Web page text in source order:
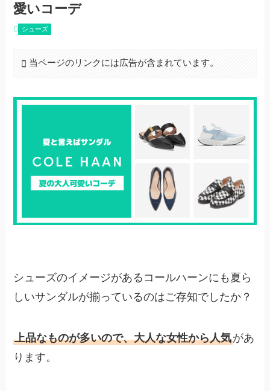
愛いコーデ
シューズ
当ページのリンクには広告が含まれています。
シューズのイメージがあるコールハーンにも夏ら
しいサンダルが揃っているのはご存知でしたか？
上品なものが多いので、大人な女性から人気があ
ります。